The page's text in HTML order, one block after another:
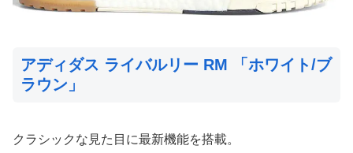
アディダス ライバルリー RM 「ホワイト/ブ
ラウン」
クラシックな見た目に最新機能を搭載。